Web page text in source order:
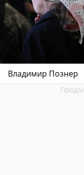
Владимир Познер